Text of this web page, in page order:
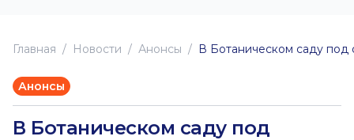
Главная Новоcти Анонсы В Ботаническом саду
Анонсы
В Ботаническом саду под